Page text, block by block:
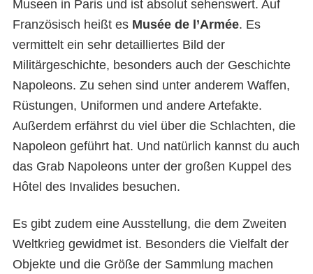
Museen in Paris und ist absolut sehenswert. Auf
Französisch heißt es Musée de l’Armée. Es
vermittelt ein sehr detailliertes Bild der
Militärgeschichte, besonders auch der Geschichte
Napoleons. Zu sehen sind unter anderem Waffen,
Rüstungen, Uniformen und andere Artefakte.
Außerdem erfährst du viel über die Schlachten, die
Napoleon geführt hat. Und natürlich kannst du auch
das Grab Napoleons unter der großen Kuppel des
Hôtel des Invalides besuchen.
Es gibt zudem eine Ausstellung, die dem Zweiten
Weltkrieg gewidmet ist. Besonders die Vielfalt der
Objekte und die Größe der Sammlung machen